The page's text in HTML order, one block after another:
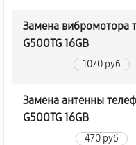
Замена вибромотора
G500TG 16GB
1070 руб
Замена антенны
G500TG 16GB
470 руб